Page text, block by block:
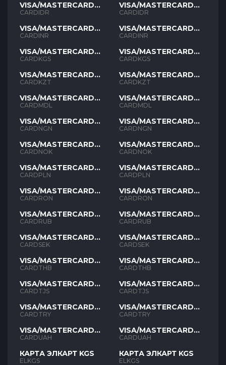
VISA/MASTERCARD
IDR
CARDIDR
VISA/MASTERCARD
INR
CARDINR
VISA/MASTERCARD
KGS
CARDKGS
VISA/MASTERCARD
KZT
CARDKZT
VISA/MASTERCARD
MDL
CARDMDL
VISA/MASTERCARD
NGN
CARDNGN
VISA/MASTERCARD
NOK
CARDNOK
VISA/MASTERCARD
PLN
CARDPLN
VISA/MASTERCARD
RON
CARDRON
VISA/MASTERCARD
RUB
CARDRUB
VISA/MASTERCARD
SEK
CARDSEK
VISA/MASTERCARD
THB
CARDTHB
VISA/MASTERCARD
TJS
CARDTJS
VISA/MASTERCARD
TYR
CARDTRY
VISA/MASTERCARD
UAH
CARDUAH
КАРТА ЭЛКАРТ KGS
ELKGS
VISA/MASTERCARD
IDR
CARDIDR
VISA/MASTERCARD
INR
CARDINR
VISA/MASTERCARD
KGS
CARDKGS
VISA/MASTERCARD
KZT
CARDKZT
VISA/MASTERCARD
MDL
CARDMDL
VISA/MASTERCARD
NGN
CARDNGN
VISA/MASTERCARD
NOK
CARDNOK
VISA/MASTERCARD
PLN
CARDPLN
VISA/MASTERCARD
RON
CARDRON
VISA/MASTERCARD
RUB
CARDRUB
VISA/MASTERCARD
SEK
CARDSEK
VISA/MASTERCARD
THB
CARDTHB
VISA/MASTERCARD
TJS
CARDTJS
VISA/MASTERCARD
TYR
CARDTRY
VISA/MASTERCARD
UAH
CARDUAH
КАРТА ЭЛКАРТ KGS
ELKGS